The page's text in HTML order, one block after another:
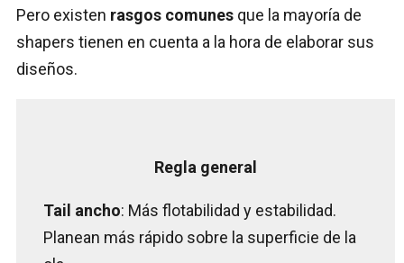
Pero existen rasgos comunes que la mayoría de
shapers tienen en cuenta a la hora de elaborar sus
diseños.
Regla general
Tail ancho: Más flotabilidad y estabilidad.
Planean más rápido sobre la superficie de la